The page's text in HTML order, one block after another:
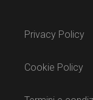
Privacy Policy
Cookie Policy